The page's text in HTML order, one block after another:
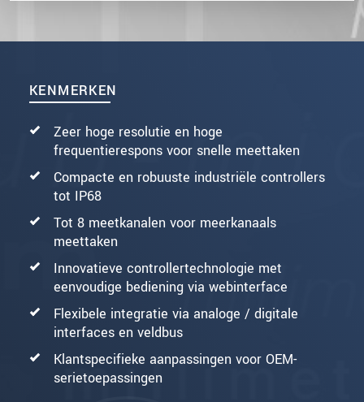
KENMERKEN
Zeer hoge resolutie en hoge
frequentierespons voor snelle meettaken
Compacte en robuuste industriële controllers
tot IP68
Tot 8 meetkanalen voor meerkanaals
meettaken
Innovatieve controllertechnologie met
eenvoudige bediening via webinterface
Flexibele integratie via analoge / digitale
interfaces en veldbus
Klantspecifieke aanpassingen voor OEM-
serietoepassingen